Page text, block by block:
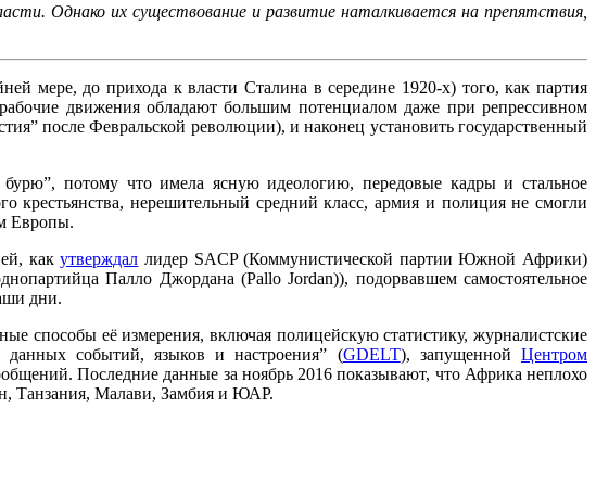
Однако их существование и развитие наталкивается на препятствия,
мере, до прихода к власти Сталина в середине 1920-х) того, как партия
движения обладают большим потенциалом даже при репрессивном
после Февральской революции), и наконец установить государственный
потому что имела ясную идеологию, передовые кадры и стальное
крестьянства, нерешительный средний класс, армия и полиция не смогли
Европы.
какутверждал лидер SACP (Коммунистической партии Южной Африки)
Палло Джордана (Pallo Jordan)), подорвавшем самостоятельное
дни.
способы её измерения, включая полицейскую статистику, журналистские
данных событий, языков и настроения” (GDELT), запущеннойЦентром
Последние данные за ноябрь 2016 показывают, что Африка неплохо
Танзания, Малави, Замбия и ЮАР.